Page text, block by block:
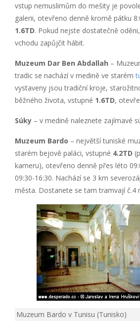
vstup nemuslimům do mešity je
galerii, otevřeno denně kromě pátku
1.6TD. Pokud nejste dostatečně
vchodu zapůjčit hábit.
Muzeum Dar Ben Abdallah –
tradic se nachází v medině ve starém
vystaveny jsou tradiční kroje,
běžného života, vstupné 1.6TD,
Súky – v medině naleznete zajímavé
Muzeum Bardo – největší tuniské
starém bejově paláci, vstupné 4.2TD
kameru), otevřeno denně přes léto
09:30-16:30. Nachází se 3 km
města. Dostanete se tam tramvají č.4
Muzeum Bardo v Tunisu (Tunisko)